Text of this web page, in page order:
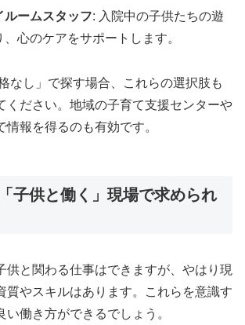
ルームスタッフ: 入院中の子供たちの遊
心のケアをサポートします。
なし」で探す場合、これらの選択肢も
ください。地域の子育て支援センターや
情報を得るのも有効です。
子供と働く」現場で求められ
供と関わる仕事はできますが、やはり現
質やスキルはあります。これらを意識す
い働き方ができるでしょう。